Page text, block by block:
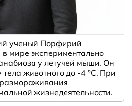
ученый Порфирий
мире экспериментально
у летучей мыши. Он
тела животного до -4 °C. При
размораживания
жизнедеятельности.